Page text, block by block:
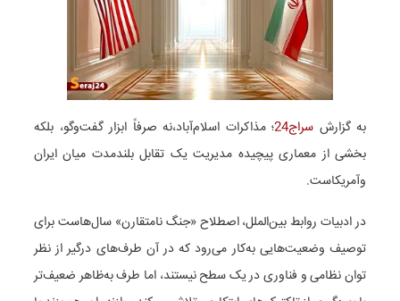
به گزارش سراج24
؛ مذاکرات اسلام‌آباد،نه صرفاً ابزار گفت‌وگو، بلکه
بخشی از معماری پیچیده مدیریت یک تقابل بلندمدت میان ایران
وآمریکاست.
در ادبیات روابط بین‌الملل، اصطلاح «جنگ نامتقارن» سال‌هاست برای
توصیف وضعیت‌هایی به‌کار می‌رود که در آن طرف‌های درگیر از نظر
توان نظامی و فناوری در یک سطح نیستند، اما طرف به‌ظاهر ضعیف‌تر